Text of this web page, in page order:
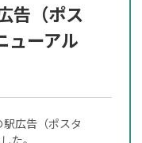
告（ポス
ューアル
広告（ポスタ